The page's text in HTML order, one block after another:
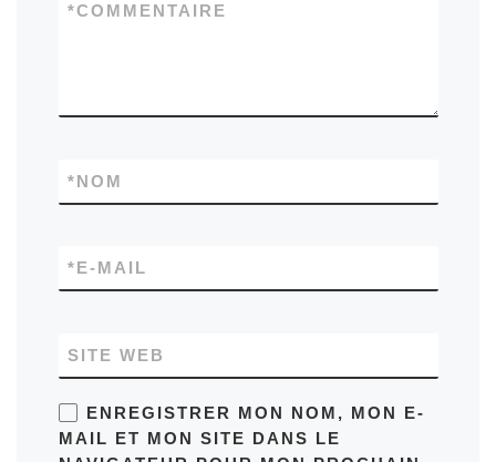
COMMENTAIRE
*
NOM
*
E-MAIL
*
SITE WEB
ENREGISTRER MON NOM, MON E-
MAIL ET MON SITE DANS LE